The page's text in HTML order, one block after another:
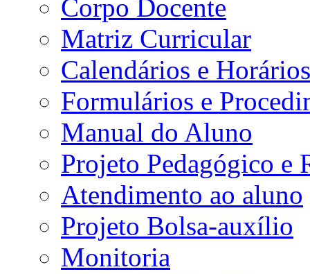
Corpo Docente
Matriz Curricular
Calendários e Horários
Formulários e
Manual do Aluno
Projeto Pedagógico e
Atendimento ao aluno
Projeto Bolsa-auxílio
Monitoria